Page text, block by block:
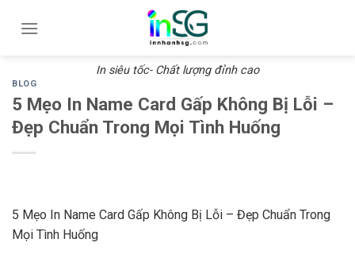
In siêu tốc- Chất lượng đỉnh cao
BLOG
5 Mẹo In Name Card Gấp Không Bị Lỗi –
Đẹp Chuẩn Trong Mọi Tình Huống
5 Mẹo In Name Card Gấp Không Bị Lỗi – Đẹp Chuẩn Trong
Mọi Tình Huống